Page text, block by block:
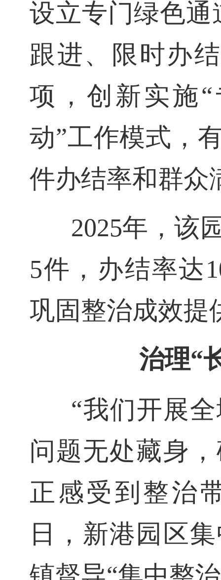
设立专门绿色通
跟进、限时办
项，创新实施
动”工作模式，
件办结率和群众
2025年，该
5件，办结率达
巩固整治成效提
治理“
“我们开展
问题无处藏身
正感受到整治
日，新港园区